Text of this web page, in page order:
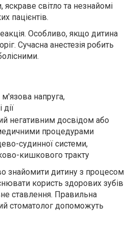
яскраве світло та незнайомі
пацієнтів.
Особливо, якщо дитина
Сучасна анестезія робить
м'язова напруга,
негативним досвідом або
процедурами
судинної системи,
кишкового тракту
знайомити дитину з процесом
користь здорових зубів
ставлення. Правильна
стоматолог допоможуть